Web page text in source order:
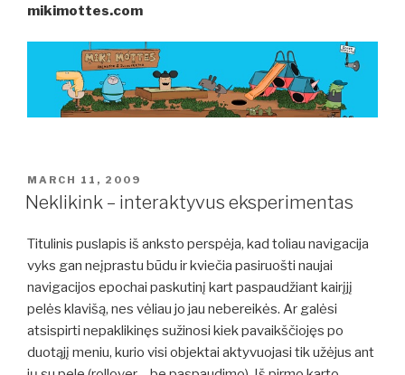
mikimottes.com
POSTED
ON
MARCH 11, 2009
Neklikink – interaktyvus eksperimentas
Titulinis puslapis iš anksto perspėja, kad toliau navigacija
vyks gan neįprastu būdu ir kviečia pasiruošti naujai
navigacijos epochai paskutinį kart paspaudžiant kairįjį
pelės klavišą, nes vėliau jo jau nebereikės. Ar galėsi
atsispirti nepaklikinęs sužinosi kiek pavaikščiojęs po
duotąjį meniu, kurio visi objektai aktyvuojasi tik užėjus ant